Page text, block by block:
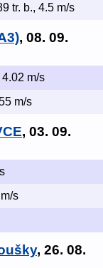
tr. b., 4.5 m/s
, 08. 09.
4.02 m/s
m/s
, 03. 09.
s
, 26. 08.